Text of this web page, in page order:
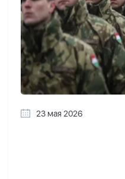
23 мая 2026